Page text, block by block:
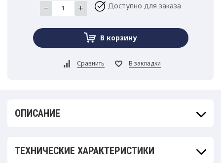
Доступно для заказа
ОПИСАНИЕ
ТЕХНИЧЕСКИЕ ХАРАКТЕРИСТИКИ